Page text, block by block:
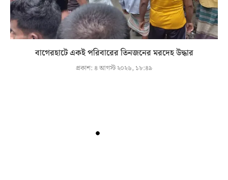
বাগেরহাটে একই পরিবারের তিনজনের মরদেহ উদ্ধার
প্রকাশ: ৪ আগস্ট ২০২৬, ১৮:৪৯